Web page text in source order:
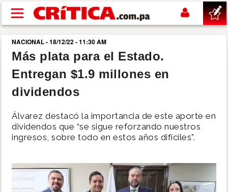
Pasar al contenido principal
buscar
SUCESOS
POLÍTICA
DEPORTES
NACIONAL - 18/12/22 - 11:30 AM
Más plata para el Estado.
Entregan $1.9 millones en
dividendos
Álvarez destacó la importancia de este aporte en
dividendos que “se sigue reforzando nuestros
ingresos, sobre todo en estos años difíciles”.